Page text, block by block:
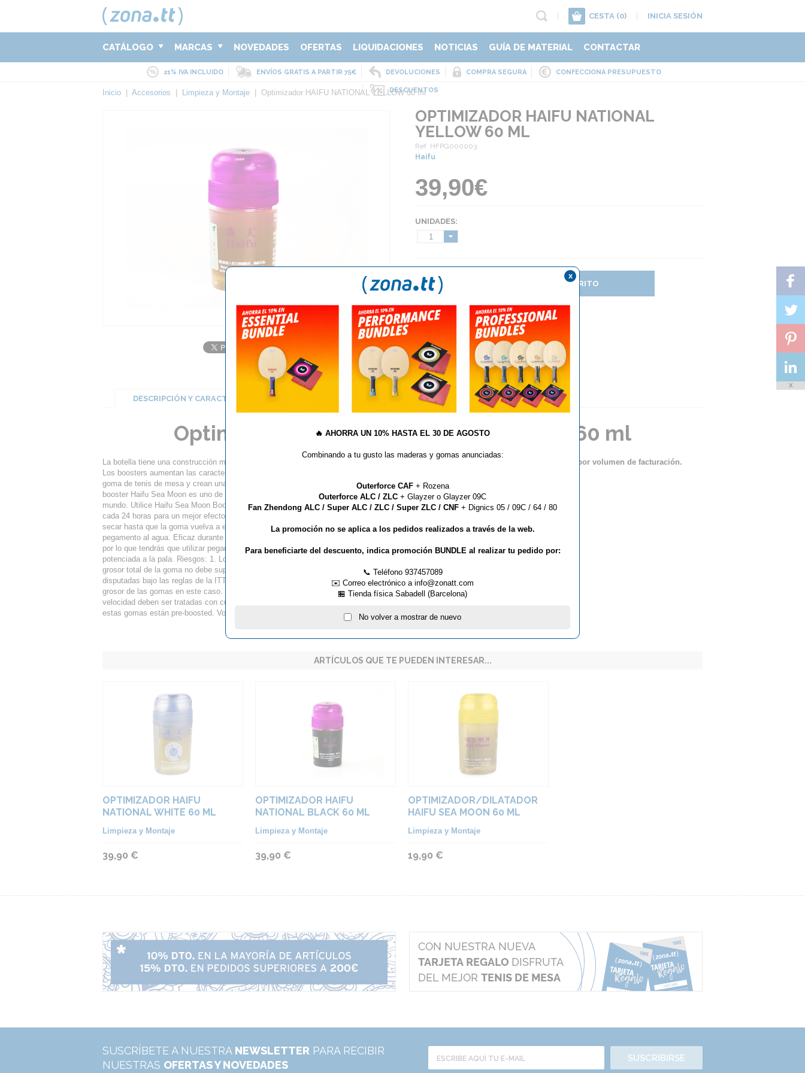
CESTA (0) INICIA SESIÓN
CATÁLOGO MARCAS NOVEDADES OFERTAS LIQUIDACIONES NOTICIAS GUÍA DE MATERIAL CONTACTAR
21% IVA INCLUIDO ENVÍOS GRATIS A PARTIR 75€ DEVOLUCIONES COMPRA SEGURA CONFECCIONA PRESUPUESTO
DESCUENTOS
Inicio Accesorios Limpieza y Montaje Optimizador HAIFU NATIONAL YELLOW 60 ml
OPTIMIZADOR HAIFU NATIONAL
YELLOW 60 ML
Ref. HFPG000003
Haifu
39,90€
UNIDADES:
1
AÑADIR AL CARRITO
DESCRIPCIÓN Y CARACTERÍSTICAS ¿QUÉ LIMPIADOR DEBO USAR PARA MIS GOMAS?
Optimizador HAIFU NATIONAL YELLOW 60 ml
La botella tiene una construcción mejorada que facilita la aplicación del booster.
Los boosters aumentan las características generales de efecto y velocidad de la
goma de tenis de mesa y crean una sensación muy agradable de la pelota. El
booster Haifu Sea Moon es uno de los boosters más fuertes y populares del
mundo. Utilice Haifu Sea Moon Booster sólo sobre la goma. Repite la aplicación
cada 24 horas para un mejor efecto de velocidad. Después de la última capa, dejar
secar hasta que la goma vuelva a estar plana. Unir la goma y la pala con
pegamento al agua. Eficaz durante 4 a 8 semanas. Los potenciadores no lo son,
por lo que tendrás que utilizar pegamento de tenis de mesa para unir la goma
potenciada a la pala. Riesgos: 1. Los boosters aumentan el grosor de la goma. El
grosor total de la goma no debe superar los 4,00 mm en todas las competiciones
disputadas bajo las reglas de la ITTF. Es responsabilidad del jugador comprobar el
grosor de las gomas en este caso. 2. Las gomas con el efecto de pegamento de
velocidad deben ser tratadas con cuidado y se debe utilizar menos booster porque
estas gomas están pre-boosted. Volumen: 60ml.
) Este artículo no admite descuento lineal por volumen de facturación.
ARTÍCULOS QUE TE PUEDEN INTERESAR...
OPTIMIZADOR HAIFU
NATIONAL WHITE 60 ML
Limpieza y Montaje
39,90 €
OPTIMIZADOR HAIFU
NATIONAL BLACK 60 ML
Limpieza y Montaje
39,90 €
OPTIMIZADOR/DILATADOR
HAIFU SEA MOON 60 ML
Limpieza y Montaje
19,90 €
SUSCRÍBETE A NUESTRA NEWSLETTER PARA RECIBIR
NUESTRAS OFERTAS Y NOVEDADES
SUSCRIBIRSE
🔥 AHORRA UN 10% HASTA EL 30 DE AGOSTO
Combinando a tu gusto las maderas y gomas anunciadas:
Outerforce CAF+ Rozena
Outerforce ALC / ZLC + Glayzer o Glayzer 09C
Fan Zhendong ALC / Super ALC / ZLC / Super ZLC / CNF + Dignics 05 / 09C / 64 / 80
La promoción no se aplica a los pedidos realizados a través de la web.
Para beneficiarte del descuento, indica promoción BUNDLE al realizar tu pedido por:
📞 Teléfono 937457089
✉️ Correo electrónico a info@zonatt.com
🏪 Tienda física Sabadell (Barcelona)
No volver a mostrar de nuevo
x
X